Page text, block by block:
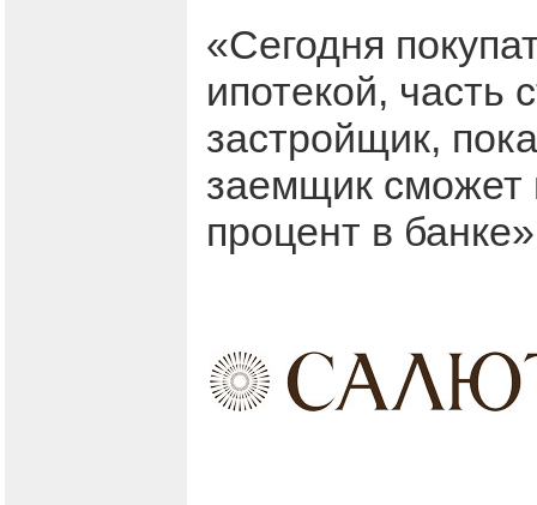
«Сегодня
ипотекой, часть
застройщик,
заемщик сможет
процент в